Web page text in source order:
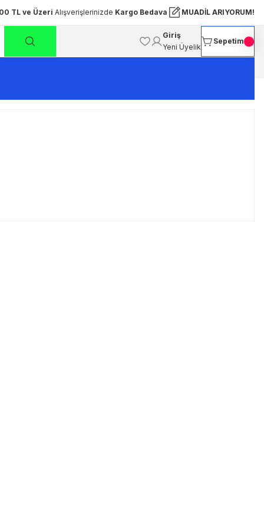
TL ve Üzeri Alışverişlerinizde Kargo Bedava MUADİL ARIYORUM!
Giriş
Yeni Üyelik
Sepetim